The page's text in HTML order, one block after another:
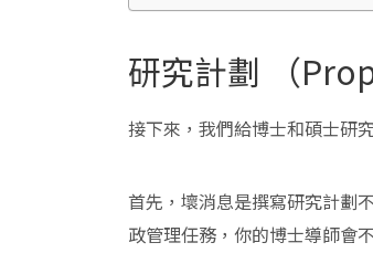
研究計劃 （
接下來，我們給博士和碩士研
首先，壞消息是撰寫研究計劃
政管理任務，你的博士導師會